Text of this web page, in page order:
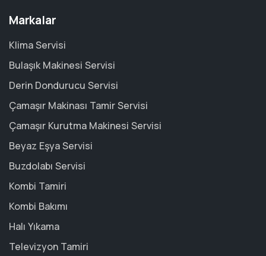
Markalar
Klima Servisi
Bulaşık Makinesi Servisi
Derin Dondurucu Servisi
Çamaşır Makinası Tamir Servisi
Çamaşır Kurutma Makinesi Servisi
Beyaz Eşya Servisi
Buzdolabı Servisi
Kombi Tamiri
Kombi Bakımı
Halı Yıkama
Televizyon Tamiri